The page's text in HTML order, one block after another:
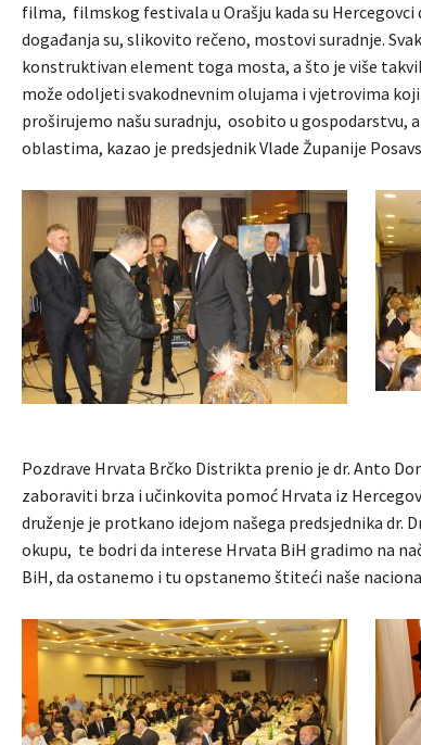
filma, filmskog festivala u Orašju kada su Hercegovci
događanja su, slikovito rečeno, mostovi suradnje.
konstruktivan element toga mosta, a što je više
može odoljeti svakodnevnim olujama i vjetrovima
proširujemo našu suradnju, osobito u gospodarstvu,
oblastima, kazao je predsjednik Vlade Županije
Pozdrave Hrvata Brčko Distrikta prenio je dr. Anto
zaboraviti brza i učinkovita pomoć Hrvata iz
druženje je protkano idejom našega predsjednika dr.
okupu, te bodri da interese Hrvata BiH gradimo na
BiH, da ostanemo i tu opstanemo štiteći naše